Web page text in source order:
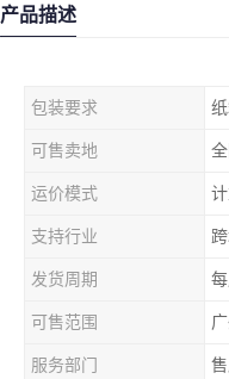
产品描述
包装要求
可售卖地 全
运价模式
支持行业
发货周期 每
可售范围
服务部门